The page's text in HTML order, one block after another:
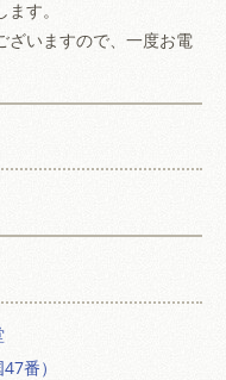
す。
ざいますので、一度お電
番）